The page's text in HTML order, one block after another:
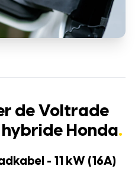
de Voltrade
Honda.
- 11 kW (16A)